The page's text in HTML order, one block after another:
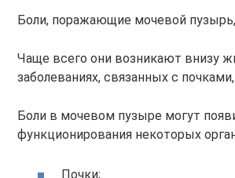
Боли, поражающие мочевой
Чаще всего они возникают внизу
заболеваниях, связанных с
Боли в мочевом пузыре могут
функционирования некоторых
Почки;